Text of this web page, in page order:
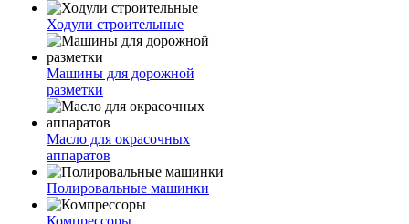
Ходули строительные
Машины для дорожной
разметки
Масло для окрасочных
аппаратов
Полировальные машинки
Компрессоры